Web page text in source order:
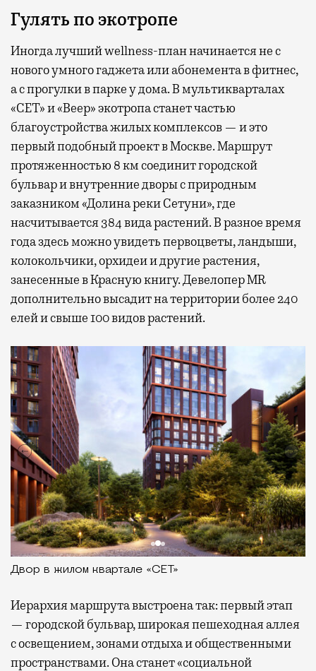
Гулять по экотропе
Иногда лучший wellness-план начинается не с
нового умного гаджета или абонемента в фитнес,
а с прогулки в парке у дома. В мультикварталах
«СЕТ» и «Веер» экотропа станет частью
благоустройства жилых комплексов — и это
первый подобный проект в Москве. Маршрут
протяженностью 8 км соединит городской
бульвар и внутренние дворы с природным
заказником «Долина реки Сетуни», где
насчитывается 384 вида растений. В разное время
года здесь можно увидеть первоцветы, ландыши,
колокольчики, орхидеи и другие растения,
занесенные в Красную книгу. Девелопер MR
дополнительно высадит на территории более 240
елей и свыше 100 видов растений.
Двор в жилом квартале «СЕТ»
Иерархия маршрута выстроена так: первый этап
— городской бульвар, широкая пешеходная аллея
с освещением, зонами отдыха и общественными
пространствами. Она станет «социальной